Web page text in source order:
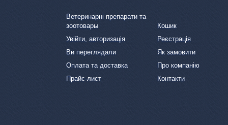
Ветеринарні препарати та
зоотовары
Кошик
Увійти, авторизація
Реєстрація
Ви переглядали
Як замовити
Оплата та доставка
Про компанію
Прайс-лист
Контакти